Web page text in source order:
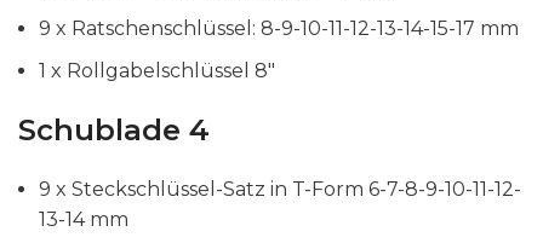
9 x Ratschenschlüssel: 8-9-10-11-12-13-14-15-17 mm
1 x Rollgabelschlüssel 8″
Schublade 4
9 x Steckschlüssel-Satz in T-Form 6-7-8-9-10-11-12-
13-14 mm